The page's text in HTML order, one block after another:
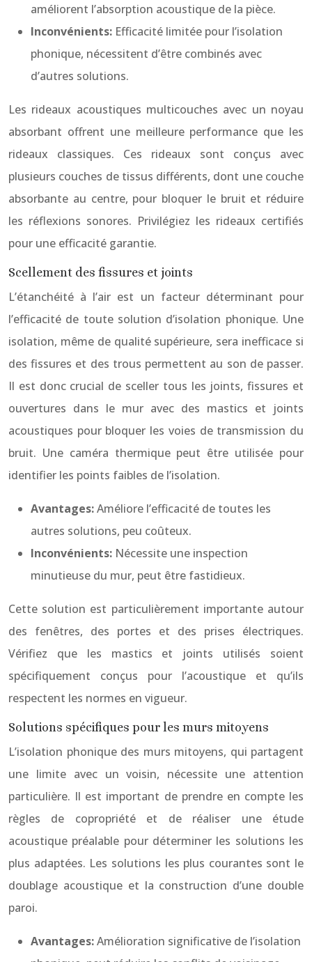
améliorent l’absorption acoustique de la pièce.
Inconvénients: Efficacité limitée pour l’isolation
phonique, nécessitent d’être combinés avec
d’autres solutions.
Les rideaux acoustiques multicouches avec un noyau
absorbant offrent une meilleure performance que les
rideaux classiques. Ces rideaux sont conçus avec
plusieurs couches de tissus différents, dont une couche
absorbante au centre, pour bloquer le bruit et réduire
les réflexions sonores. Privilégiez les rideaux certifiés
pour une efficacité garantie.
Scellement des fissures et joints
L’étanchéité à l’air est un facteur déterminant pour
l’efficacité de toute solution d’isolation phonique. Une
isolation, même de qualité supérieure, sera inefficace si
des fissures et des trous permettent au son de passer.
Il est donc crucial de sceller tous les joints, fissures et
ouvertures dans le mur avec des mastics et joints
acoustiques pour bloquer les voies de transmission du
bruit. Une caméra thermique peut être utilisée pour
identifier les points faibles de l’isolation.
Avantages:Améliore l’efficacité de toutes les
autres solutions, peu coûteux.
Inconvénients: Nécessite une inspection
minutieuse du mur, peut être fastidieux.
Cette solution est particulièrement importante autour
des fenêtres, des portes et des prises électriques.
Vérifiez que les mastics et joints utilisés soient
spécifiquement conçus pour l’acoustique et qu’ils
respectent les normes en vigueur.
Solutions spécifiques pour les murs mitoyens
L’isolation phonique des murs mitoyens, qui partagent
une limite avec un voisin, nécessite une attention
particulière. Il est important de prendre en compte les
règles de copropriété et de réaliser une étude
acoustique préalable pour déterminer les solutions les
plus adaptées. Les solutions les plus courantes sont le
doublage acoustique et la construction d’une double
paroi.
Avantages:Amélioration significative de l’isolation